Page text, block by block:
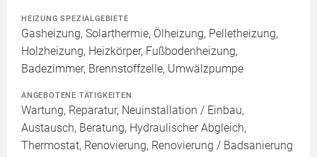
HEIZUNG SPEZIALGEBIETE
Gasheizung, Solarthermie, Ölheizung, Pelletheizung,
Holzheizung, Heizkörper, Fußbodenheizung,
Badezimmer, Brennstoffzelle, Umwälzpumpe
ANGEBOTENE TÄTIGKEITEN
Wartung, Reparatur, Neuinstallation / Einbau,
Austausch, Beratung, Hydraulischer Abgleich,
Thermostat, Renovierung, Renovierung / Badsanierung